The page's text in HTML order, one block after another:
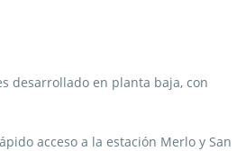
desarrollado en planta baja, con
acceso a la estación Merlo y San